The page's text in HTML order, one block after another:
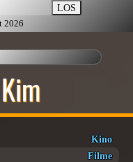
LOS
2026
Kino
Filme